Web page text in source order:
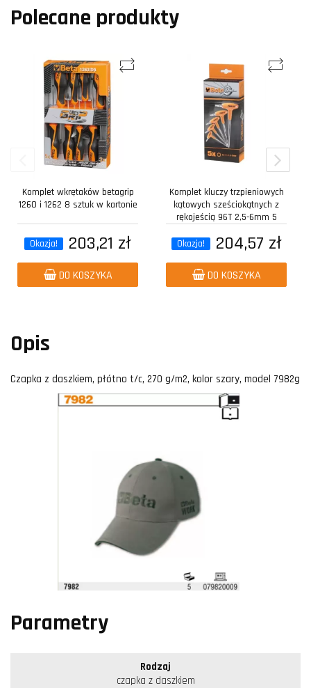
Polecane produkty
Komplet wkrętaków betagrip
1260 i 1262 8 sztuk w kartonie
Okazja! 203,21 zł
DO KOSZYKA
Komplet kluczy trzpieniowych
kątowych sześciokątnych z
rękojeścią 96T 2,5-6mm 5
Okazja!
204,57 zł
DO KOSZYKA
Opis
Czapka z daszkiem, płótno t/c, 270 g/m2, kolor szary, model 7982g
Parametry
Rodzaj
czapka z daszkiem